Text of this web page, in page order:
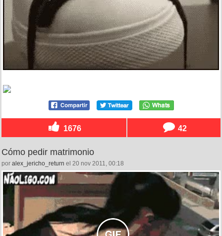
1676 42
Cómo pedir matrimonio
por alex_jericho_return el 20 nov 2011, 00:18